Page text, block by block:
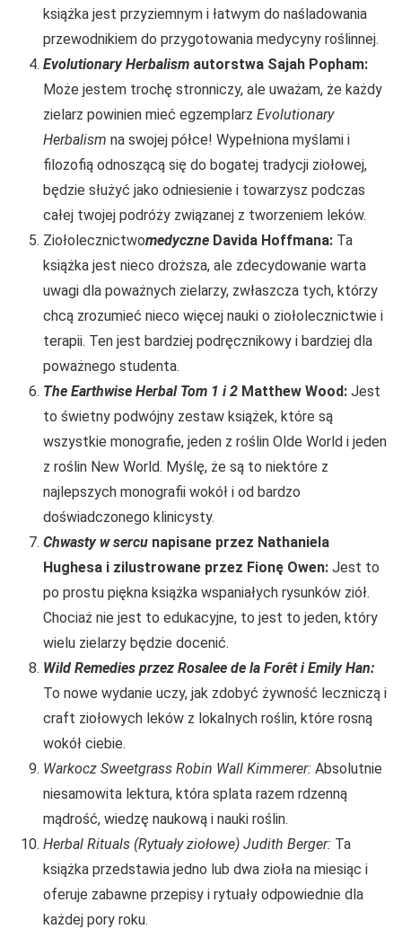
książka jest przyziemnym i łatwym do naśladowania
przewodnikiem do przygotowania medycyny roślinnej.
Evolutionary Herbalism autorstwa Sajah Popham:
Może jestem trochę stronniczy, ale uważam, że każdy
zielarz powinien mieć egzemplarz Evolutionary
Herbalism na swojej półce! Wypełniona myślami i
filozofią odnoszącą się do bogatej tradycji ziołowej,
będzie służyć jako odniesienie i towarzysz podczas
całej twojej podróży związanej z tworzeniem leków.
Ziołolecznictwomedyczne Davida Hoffmana: Ta
książka jest nieco droższa, ale zdecydowanie warta
uwagi dla poważnych zielarzy, zwłaszcza tych, którzy
chcą zrozumieć nieco więcej nauki o ziołolecznictwie i
terapii. Ten jest bardziej podręcznikowy i bardziej dla
poważnego studenta.
The Earthwise Herbal Tom 1 i 2 Matthew Wood: Jest
to świetny podwójny zestaw książek, które są
wszystkie monografie, jeden z roślin Olde World i jeden
z roślin New World. Myślę, że są to niektóre z
najlepszych monografii wokół i od bardzo
doświadczonego klinicysty.
Chwasty w sercu napisane przez Nathaniela
Hughesa i zilustrowane przez Fionę Owen: Jest to
po prostu piękna książka wspaniałych rysunków ziół.
Chociaż nie jest to edukacyjne, to jest to jeden, który
wielu zielarzy będzie docenić.
Wild Remedies przez Rosalee de la Forêt i Emily Han:
To nowe wydanie uczy, jak zdobyć żywność leczniczą i
craft ziołowych leków z lokalnych roślin, które rosną
wokół ciebie.
Warkocz Sweetgrass Robin Wall Kimmerer: Absolutnie
niesamowita lektura, która splata razem rdzenną
mądrość, wiedzę naukową i nauki roślin.
Herbal Rituals (Rytuały ziołowe) Judith Berger: Ta
książka przedstawia jedno lub dwa zioła na miesiąc i
oferuje zabawne przepisy i rytuały odpowiednie dla
każdej pory roku.